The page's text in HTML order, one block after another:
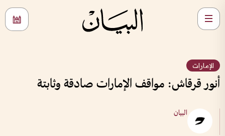
الإمارات
أنور قرقاش: مواقف الإمارات صادقة وثابتة
البيان